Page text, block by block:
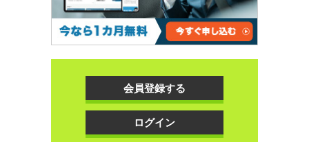
会員登録する
ログイン